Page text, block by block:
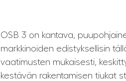
OSB 3 on kantava,
markkinoiden edistyksellisin
vaatimusten mukaisesti,
kestävän rakentamisen tiukat